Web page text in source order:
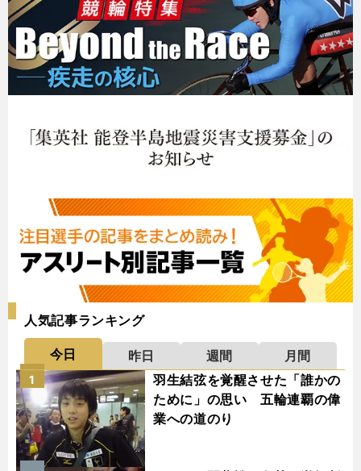
人気記事ランキング
今日 昨日 週間
月間
羽生結弦を覚醒させた「誰かの
ために」の思い 五輪連覇の偉
業への道のり
1